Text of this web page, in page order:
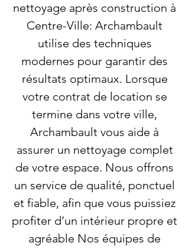
nettoyage après construction à
Centre-Ville: Archambault
utilise des techniques
modernes pour garantir des
résultats optimaux. Lorsque
votre contrat de location se
termine dans votre ville,
Archambault vous aide à
assurer un nettoyage complet
de votre espace. Nous offrons
un service de qualité, ponctuel
et fiable, afin que vous puissiez
profiter d’un intérieur propre et
agréable Nos équipes de